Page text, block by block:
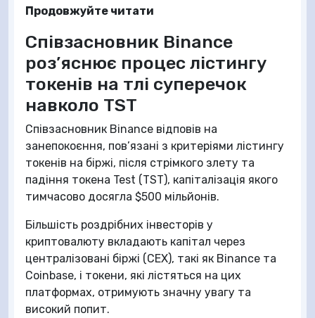
Продовжуйте читати
Співзасновник Binance
роз’яснює процес лістингу
токенів на тлі суперечок
навколо TST
Співзасновник Binance відповів на
занепокоєння, пов’язані з критеріями лістингу
токенів на біржі, після стрімкого злету та
падіння токена Test (TST), капіталізація якого
тимчасово досягла $500 мільйонів.
Більшість роздрібних інвесторів у
криптовалюту вкладають капітал через
централізовані біржі (CEX), такі як Binance та
Coinbase, і токени, які лістяться на цих
платформах, отримують значну увагу та
високий попит.